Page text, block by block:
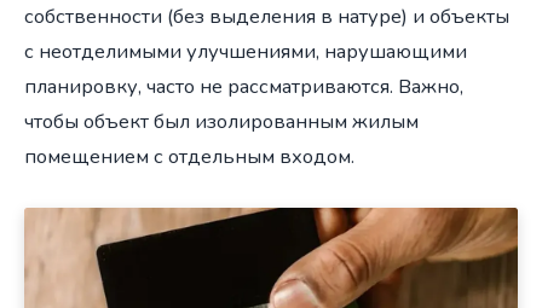
собственности (без выделения в натуре) и объекты
с неотделимыми улучшениями, нарушающими
планировку, часто не рассматриваются. Важно,
чтобы объект был изолированным жилым
помещением с отдельным входом.